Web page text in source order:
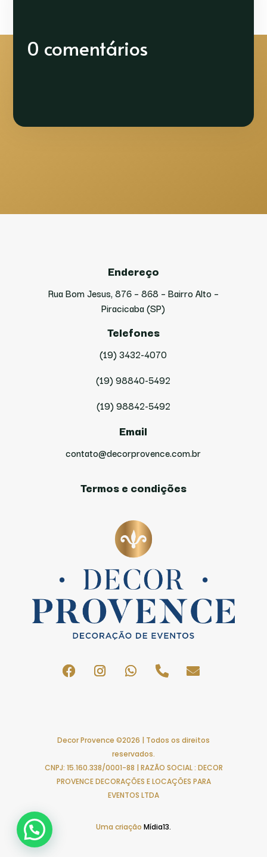
0 comentários
Endereço
Rua Bom Jesus, 876 – 868 – Bairro Alto –
Piracicaba (SP)
Telefones
(19) 3432-4070
(19) 98840-5492
(19) 98842-5492
Email
contato@decorprovence.com.br
Termos e condições
Decor Provence ©2026 | Todos os direitos
reservados.
CNPJ: 15.160.338/0001-88 | RAZÃO SOCIAL : DECOR
PROVENCE DECORAÇÕES E LOCAÇÕES PARA
EVENTOS LTDA
Uma criação Mídia13.